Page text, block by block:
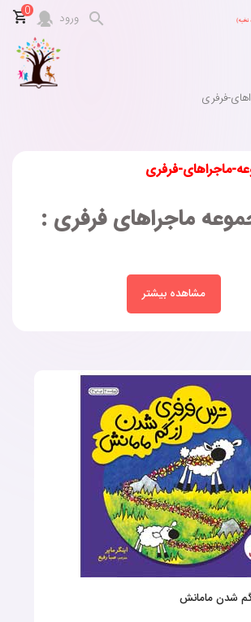
ورود 0
فرفری
ماجراهای-فرفری
ماجراهای فرفری :
مشاهده بیشتر
شدن مامانش